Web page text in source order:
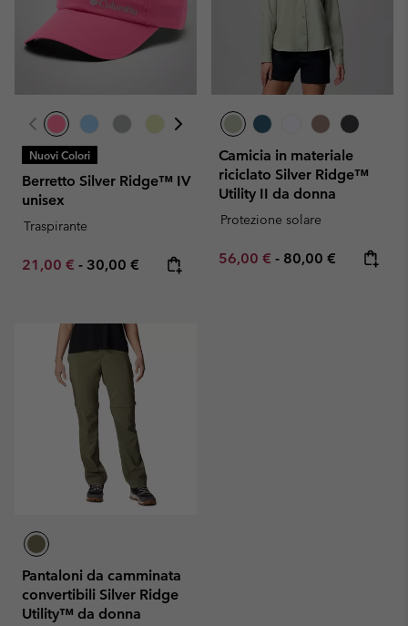
Nuovi Colori
Berretto Silver Ridge™ IV
unisex
Traspirante
Minimum sale price:
21,00 € - Maximum price:
30,00 €
Camicia in materiale
riciclato Silver Ridge™
Utility II da donna
Protezione solare
Minimum sale price:
56,00 € - Maximum price:
80,00 €
Pantaloni da camminata
convertibili Silver Ridge
Utility™ da donna